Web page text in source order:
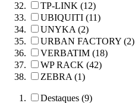
TP-LINK (12)
UBIQUITI (11)
UNYKA (2)
URBAN FACTORY (2)
VERBATIM (18)
WP RACK (42)
ZEBRA (1)
Destaques (9)